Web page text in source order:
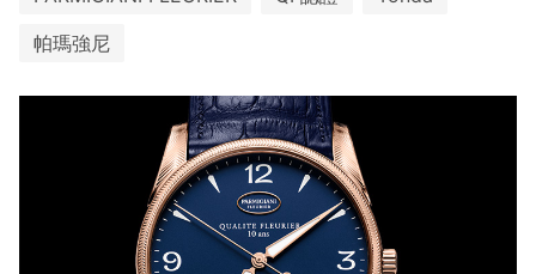
帕瑪強尼